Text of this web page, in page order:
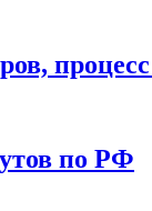
по РФ